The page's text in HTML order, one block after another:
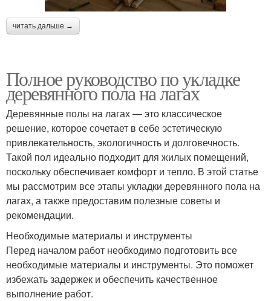
читать дальше →
Полное руководство по укладке
деревянного пола на лагах
Деревянные полы на лагах — это классическое
решение, которое сочетает в себе эстетическую
привлекательность, экологичность и долговечность.
Такой пол идеально подходит для жилых помещений,
поскольку обеспечивает комфорт и тепло. В этой статье
мы рассмотрим все этапы укладки деревянного пола на
лагах, а также предоставим полезные советы и
рекомендации.
Необходимые материалы и инструменты
Перед началом работ необходимо подготовить все
необходимые материалы и инструменты. Это поможет
избежать задержек и обеспечить качественное
выполнение работ.